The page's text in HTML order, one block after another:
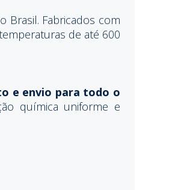
Brasil. Fabricados com
de até 600
e envio para todo o
química uniforme e